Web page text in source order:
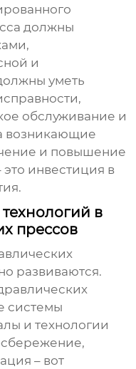
должны
и
уметь
обслуживание и
возникающие
и повышение
инвестиция в
в
прессов
развиваются.
системы
и технологии
– вот